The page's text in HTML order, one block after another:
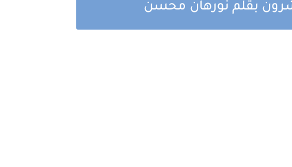
بقلم نورهان محسن